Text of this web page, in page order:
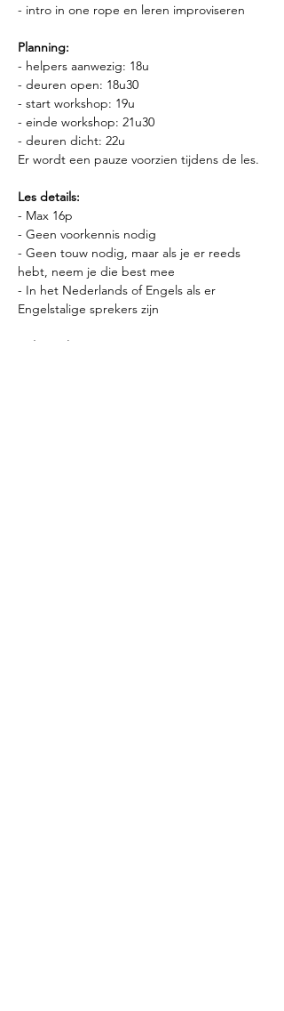
- intro in one rope en leren improviseren
Planning:
- helpers aanwezig: 18u
- deuren open: 18u30
- start workshop: 19u
- einde workshop: 21u30
- deuren dicht: 22u
Er wordt een pauze voorzien tijdens de les.
Les details:
- Max 16p
- Geen voorkennis nodig
- Geen touw nodig, maar als je er reeds
hebt, neem je die best mee
- In het Nederlands of Engels als er
Engelstalige sprekers zijn
Belangrijk om te weten: